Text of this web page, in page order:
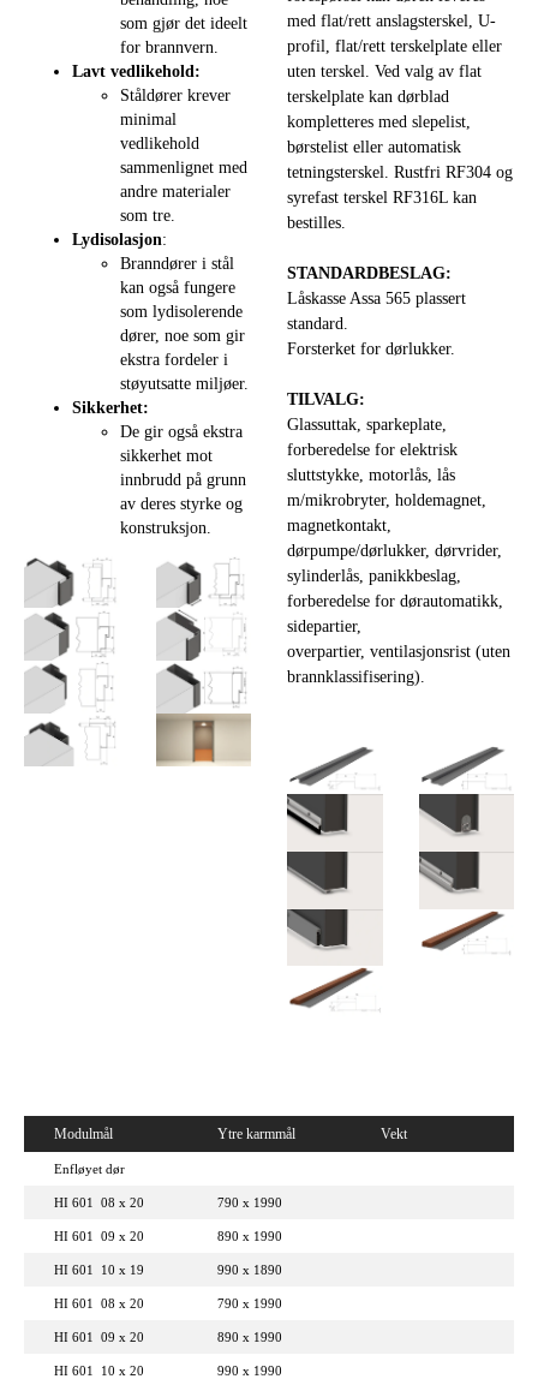
som gjør det ideelt
for brannvern.
Lavt vedlikehold:
Ståldører krever
minimal
vedlikehold
sammenlignet med
andre materialer
som tre.
Lydisolasjon:
Branndører i stål
kan også fungere
som lydisolerende
dører, noe som gir
ekstra fordeler i
støyutsatte miljøer.
Sikkerhet:
De gir også ekstra
sikkerhet mot
innbrudd på grunn
av deres styrke og
konstruksjon.
med flat/rett anslagsterskel, U-
profil, flat/rett terskelplate eller
uten terskel. Ved valg av flat
terskelplate kan dørblad
kompletteres med slepelist,
børstelist eller automatisk
tetningsterskel. Rustfri RF304 og
syrefast terskel RF316L kan
bestilles.
STANDARDBESLAG:
Låskasse Assa 565 plassert
standard.
Forsterket for dørlukker.
TILVALG:
Glassuttak, sparkeplate,
forberedelse for elektrisk
sluttstykke, motorlås, lås
m/mikrobryter, holdemagnet,
magnetkontakt,
dørpumpe/dørlukker, dørvrider,
sylinderlås, panikkbeslag,
forberedelse for dørautomatikk,
sidepartier,
overpartier, ventilasjonsrist (uten
brannklassifisering).
Modulmål Ytre karmmål Vekt
Enfløyet dør
HI 601 08 x 20 790 x 1990
HI 601 09 x 20 890 x 1990
HI 601 10 x 19 990 x 1890
HI 601 08 x 20 790 x 1990
HI 601 09 x 20 890 x 1990
HI 601 10 x 20 990 x 1990